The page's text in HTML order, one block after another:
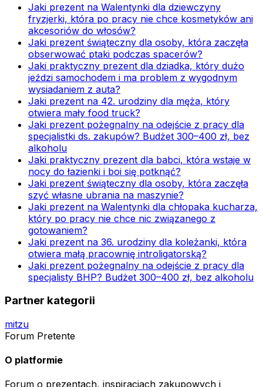
Jaki prezent na Walentynki dla dziewczyny
fryzjerki, która po pracy nie chce kosmetyków ani
akcesoriów do włosów?
Jaki prezent świąteczny dla osoby, która zaczęła
obserwować ptaki podczas spacerów?
Jaki praktyczny prezent dla dziadka, który dużo
jeździ samochodem i ma problem z wygodnym
wysiadaniem z auta?
Jaki prezent na 42. urodziny dla męża, który
otwiera mały food truck?
Jaki prezent pożegnalny na odejście z pracy dla
specjalistki ds. zakupów? Budżet 300–400 zł, bez
alkoholu
Jaki praktyczny prezent dla babci, która wstaje w
nocy do łazienki i boi się potknąć?
Jaki prezent świąteczny dla osoby, która zaczęła
szyć własne ubrania na maszynie?
Jaki prezent na Walentynki dla chłopaka kucharza,
który po pracy nie chce nic związanego z
gotowaniem?
Jaki prezent na 36. urodziny dla koleżanki, która
otwiera małą pracownię introligatorską?
Jaki prezent pożegnalny na odejście z pracy dla
specjalisty BHP? Budżet 300–400 zł, bez alkoholu
Partner kategorii
mitzu
Forum Pretente
O platformie
Forum o prezentach, inspiracjach zakupowych i